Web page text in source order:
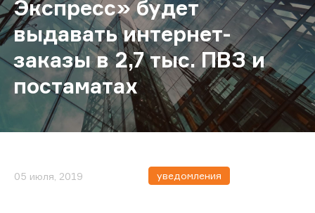
Экспресс» будет
выдавать интернет-
заказы в 2,7 тыс. ПВЗ и
постаматах
05 июля, 2019 уведомления